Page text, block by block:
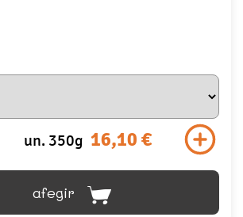
un. 350g 16,10 €
afegir